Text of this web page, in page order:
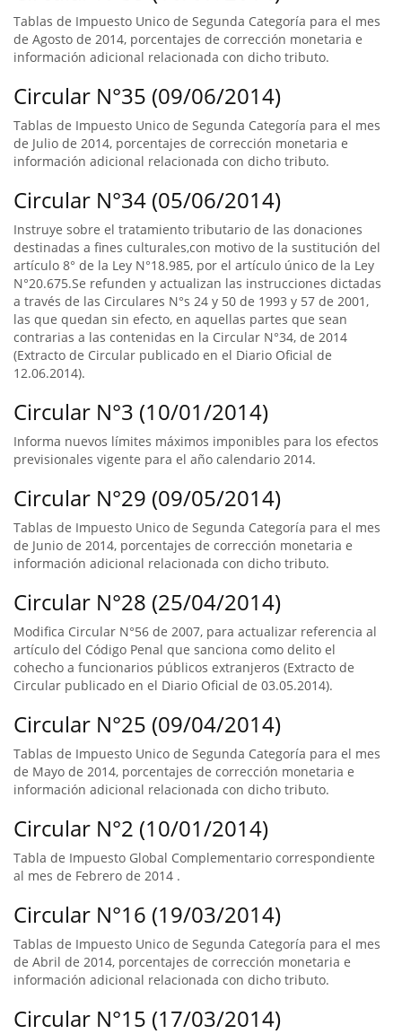
Tablas de Impuesto Unico de Segunda Categoría para el mes
de Agosto de 2014, porcentajes de corrección monetaria e
información adicional relacionada con dicho tributo.
Circular N°35 (09/06/2014)
Tablas de Impuesto Unico de Segunda Categoría para el mes
de Julio de 2014, porcentajes de corrección monetaria e
información adicional relacionada con dicho tributo.
Circular N°34 (05/06/2014)
Instruye sobre el tratamiento tributario de las donaciones
destinadas a fines culturales,con motivo de la sustitución del
artículo 8° de la Ley N°18.985, por el artículo único de la Ley
N°20.675.Se refunden y actualizan las instrucciones dictadas
a través de las Circulares N°s 24 y 50 de 1993 y 57 de 2001,
las que quedan sin efecto, en aquellas partes que sean
contrarias a las contenidas en la Circular N°34, de 2014
(Extracto de Circular publicado en el Diario Oficial de
12.06.2014).
Circular N°3 (10/01/2014)
Informa nuevos límites máximos imponibles para los efectos
previsionales vigente para el año calendario 2014.
Circular N°29 (09/05/2014)
Tablas de Impuesto Unico de Segunda Categoría para el mes
de Junio de 2014, porcentajes de corrección monetaria e
información adicional relacionada con dicho tributo.
Circular N°28 (25/04/2014)
Modifica Circular N°56 de 2007, para actualizar referencia al
artículo del Código Penal que sanciona como delito el
cohecho a funcionarios públicos extranjeros (Extracto de
Circular publicado en el Diario Oficial de 03.05.2014).
Circular N°25 (09/04/2014)
Tablas de Impuesto Unico de Segunda Categoría para el mes
de Mayo de 2014, porcentajes de corrección monetaria e
información adicional relacionada con dicho tributo.
Circular N°2 (10/01/2014)
Tabla de Impuesto Global Complementario correspondiente
al mes de Febrero de 2014 .
Circular N°16 (19/03/2014)
Tablas de Impuesto Unico de Segunda Categoría para el mes
de Abril de 2014, porcentajes de corrección monetaria e
información adicional relacionada con dicho tributo.
Circular N°15 (17/03/2014)